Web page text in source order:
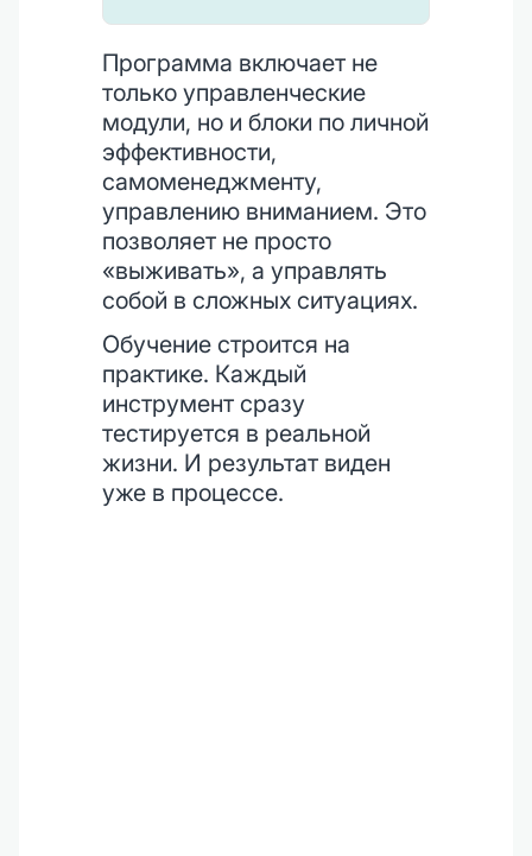
Программа включает не
только управленческие
модули, но и блоки по личной
эффективности,
самоменеджменту,
управлению вниманием. Это
позволяет не просто
«выживать», а управлять
собой в сложных ситуациях.
Обучение строится на
практике. Каждый
инструмент сразу
тестируется в реальной
жизни. И результат виден
уже в процессе.